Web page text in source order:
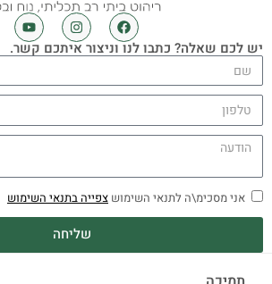
יש לכם שאלה? כתבו לנו וניצור איתכם קשר.
אני מסכימ\ה לתנאי השימוש צפייה בתנאי השימוש
שליחה